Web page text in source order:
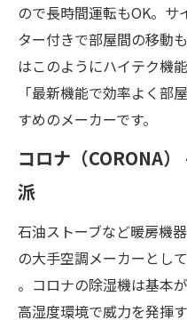
ので長時間運転もOK。
ター付きで部屋間の移動
はこのようにハイテク機
「最新機能で効率よく部
すめのメーカーです。
コロナ（CORONA
派
石油ストーブなど暖房機
の大手空調メーカーとし
。コロナの除湿機は基本
高湿度環境で威力を発揮